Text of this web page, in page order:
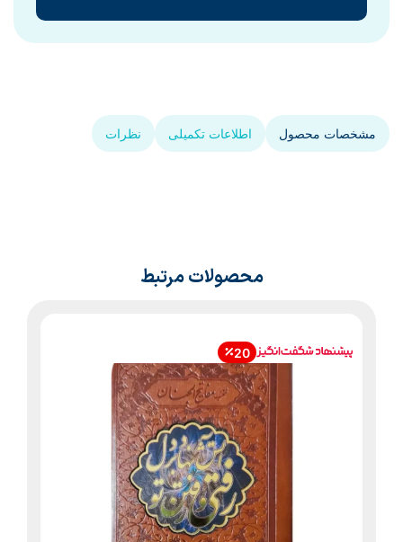
مشخصات محصول اطلاعات تکمیلی نظرات
محصولات مرتبط
20